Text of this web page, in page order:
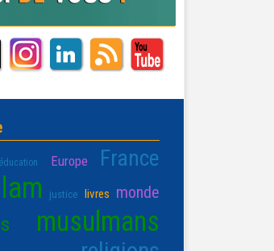
éducation Europe France
justice livres monde
musulmans